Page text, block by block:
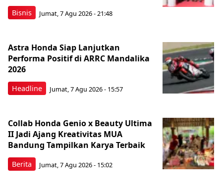
Bisnis Jumat, 7 Agu 2026 - 21:48
Headline
Astra Honda Siap Lanjutkan
Performa Positif di ARRC Mandalika
2026
Jumat, 7 Agu 2026 - 15:57
Berita
Collab Honda Genio x Beauty Ultima
II Jadi Ajang Kreativitas MUA
Bandung Tampilkan Karya Terbaik
Jumat, 7 Agu 2026 - 15:02